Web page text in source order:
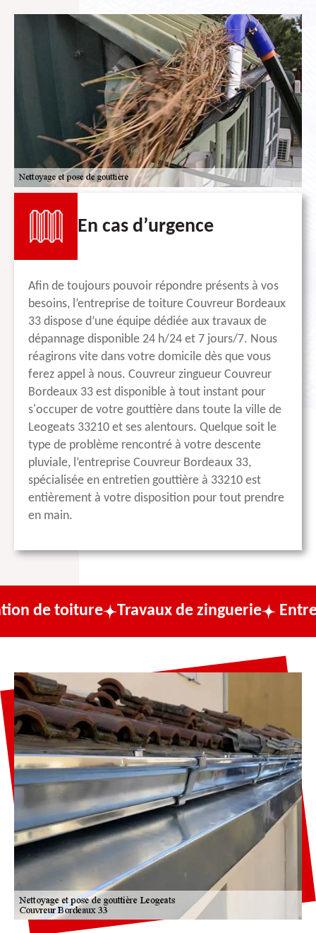
En cas d’urgence
Afin de toujours pouvoir répondre présents à vos
besoins, l’entreprise de toiture Couvreur Bordeaux
33 dispose d’une équipe dédiée aux travaux de
dépannage disponible 24 h/24 et 7 jours/7. Nous
réagirons vite dans votre domicile dès que vous
ferez appel à nous. Couvreur zingueur Couvreur
Bordeaux 33 est disponible à tout instant pour
s'occuper de votre gouttière dans toute la ville de
Leogeats 33210 et ses alentours. Quelque soit le
type de problème rencontré à votre descente
pluviale, l’entreprise Couvreur Bordeaux 33,
spécialisée en entretien gouttière à 33210 est
entièrement à votre disposition pour tout prendre
en main.
Travaux de zinguerie Entreprise de